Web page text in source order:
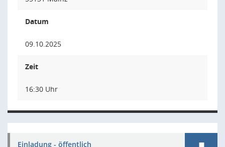
Datum
09.10.2025
Zeit
16:30 Uhr
Einladung - öffentlich